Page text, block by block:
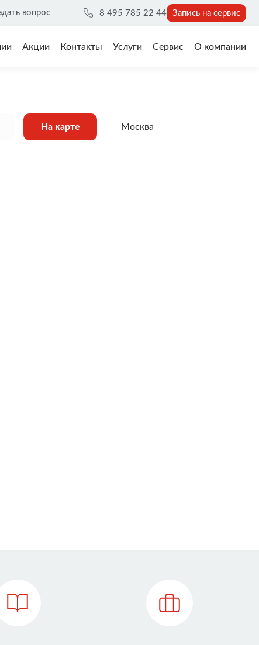
8 495 785 22 44 Запись на сервис
вопрос
Акции Контакты Услуги Сервис О компании
На карте